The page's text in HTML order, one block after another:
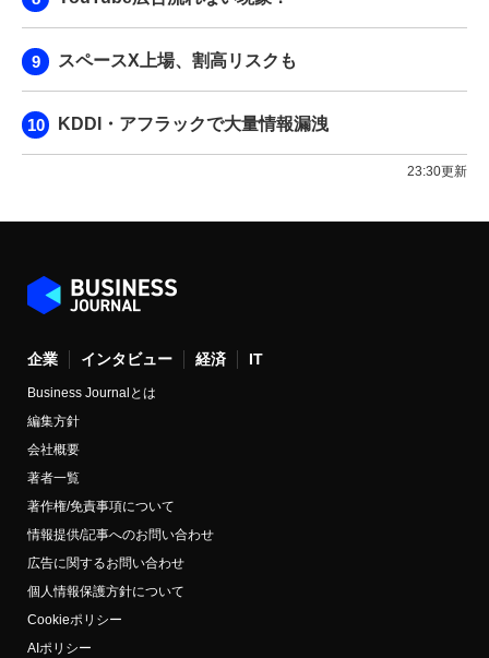
スペースX上場、割高リスクも
KDDI・アフラックで大量情報漏洩
23:30更新
企業 インタビュー 経済 IT
Business Journalとは
編集方針
会社概要
著者一覧
著作権/免責事項について
情報提供/記事へのお問い合わせ
広告に関するお問い合わせ
個人情報保護方針について
Cookieポリシー
AIポリシー